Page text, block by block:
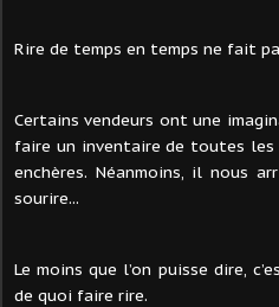
Rire de temps en temps ne fait
Certains vendeurs ont une
faire un inventaire de toutes
enchères. Néanmoins, il nous
sourire...
Le moins que l’on puisse dire,
de quoi faire rire.